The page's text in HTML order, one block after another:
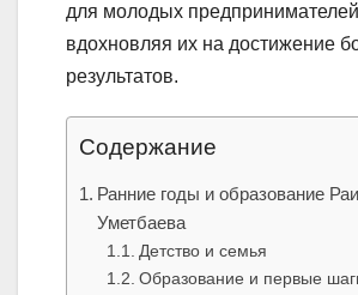
для молодых
вдохновляя их на достижение
результатов.
Содержание
Ранние годы и образование
Уметбаева
Детство и семья
Образование и первые